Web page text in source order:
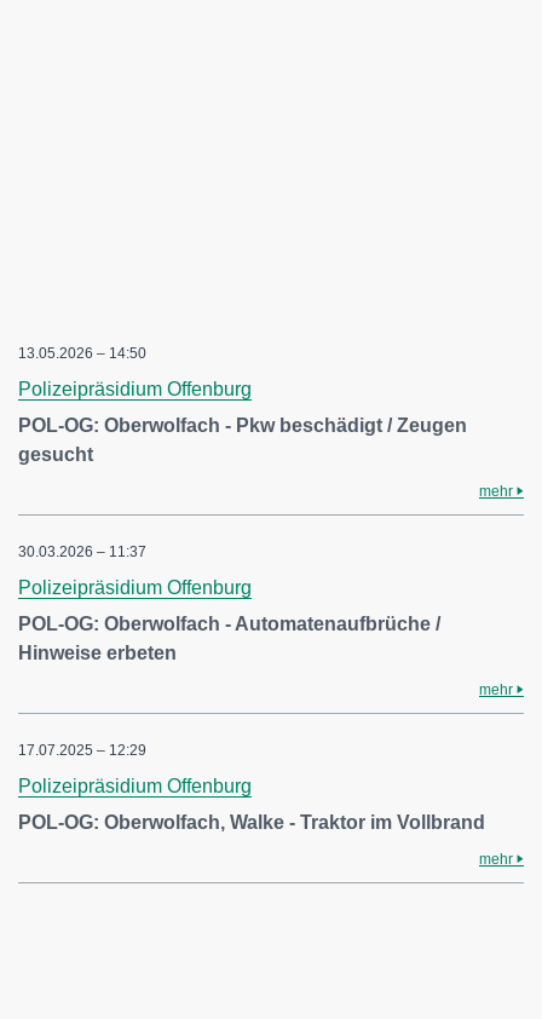
13.05.2026 – 14:50
Polizeipräsidium Offenburg
POL-OG: Oberwolfach - Pkw beschädigt / Zeugen
gesucht
mehr
30.03.2026 – 11:37
Polizeipräsidium Offenburg
POL-OG: Oberwolfach - Automatenaufbrüche /
Hinweise erbeten
mehr
17.07.2025 – 12:29
Polizeipräsidium Offenburg
POL-OG: Oberwolfach, Walke - Traktor im Vollbrand
mehr